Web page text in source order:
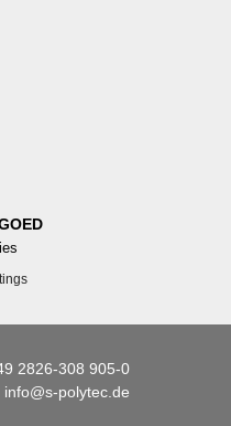
2826-308 905-0
info@s-polytec.de